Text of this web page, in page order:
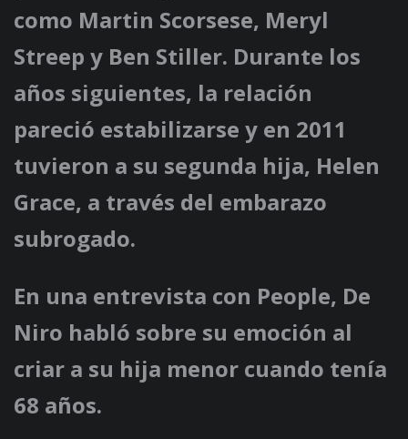
como Martin Scorsese, Meryl
Streep y Ben Stiller. Durante los
años siguientes, la relación
pareció estabilizarse y en 2011
tuvieron a su segunda hija, Helen
Grace, a través del embarazo
subrogado.
En una entrevista con People, De
Niro habló sobre su emoción al
criar a su hija menor cuando tenía
68 años.